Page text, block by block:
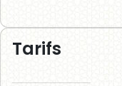
Tarifs